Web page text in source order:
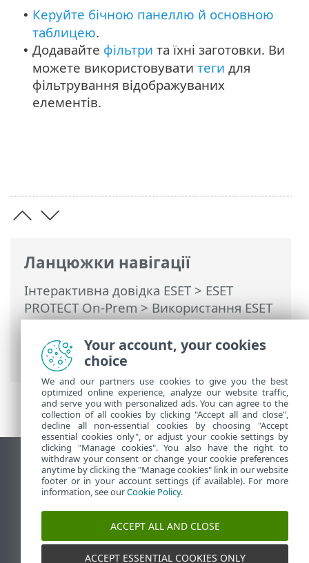
Ланцюжки навігації
Інтерактивна довідка ESET> ESET
PROTECT On-Prem>Використання ESET
PROTECT On-Prem>ESET PROTECT On-
Prem Головне меню>Докладніше>
Надіслані файли
• Керуйте бічною панеллю й основною
таблицею.
• Додавайте фільтри та їхні заготовки. Ви
можете використовувати теги для
фільтрування відображуваних
елементів.
Переглянути повну версію
End of Life
База знань ESET
ESET Status Portal
Регіональна підтримка
Your account, your cookies
choice
We and our partners use cookies to give you the best
optimized online experience, analyze our website traffic,
and serve you with personalized ads. You can agree to the
collection of all cookies by clicking "Accept all and close",
decline all non-essential cookies by choosing "Accept
essential cookies only", or adjust your cookie settings by
clicking "Manage cookies". You also have the right to
withdraw your consent or change your cookie preferences
anytime by clicking the "Manage cookies" link in our website
footer or in your account settings (if available). For more
information, see ourCookie Policy.
ACCEPT ALL AND CLOSE
ACCEPT ESSENTIAL COOKIES ONLY